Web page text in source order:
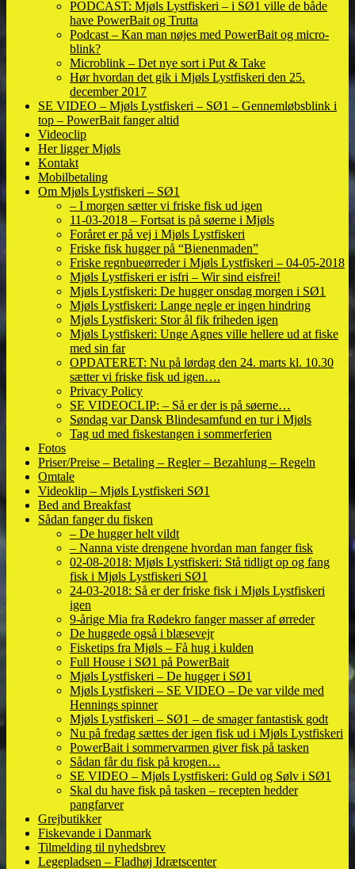
PODCAST: Mjøls Lystfiskeri – i SØ1 ville de både
have PowerBait og Trutta
Podcast – Kan man nøjes med PowerBait og micro-
blink?
Microblink – Det nye sort i Put & Take
Hør hvordan det gik i Mjøls Lystfiskeri den 25.
december 2017
SE VIDEO – Mjøls Lystfiskeri – SØ1 – Gennemløbsblink i
top – PowerBait fanger altid
Videoclip
Her ligger Mjøls
Kontakt
Mobilbetaling
Om Mjøls Lystfiskeri – SØ1
– I morgen sætter vi friske fisk ud igen
11-03-2018 – Fortsat is på søerne i Mjøls
Foråret er på vej i Mjøls Lystfiskeri
Friske fisk hugger på “Bienenmaden”
Friske regnbueørreder i Mjøls Lystfiskeri – 04-05-2018
Mjøls Lystfiskeri er isfri – Wir sind eisfrei!
Mjøls Lystfiskeri: De hugger onsdag morgen i SØ1
Mjøls Lystfiskeri: Lange negle er ingen hindring
Mjøls Lystfiskeri: Stor ål fik friheden igen
Mjøls Lystfiskeri: Unge Agnes ville hellere ud at fiske
med sin far
OPDATERET: Nu på lørdag den 24. marts kl. 10.30
sætter vi friske fisk ud igen….
Privacy Policy
SE VIDEOCLIP: – Så er der is på søerne…
Søndag var Dansk Blindesamfund en tur i Mjøls
Tag ud med fiskestangen i sommerferien
Fotos
Priser/Preise – Betaling – Regler – Bezahlung – Regeln
Omtale
Videoklip – Mjøls Lystfiskeri SØ1
Bed and Breakfast
Sådan fanger du fisken
– De hugger helt vildt
– Nanna viste drengene hvordan man fanger fisk
02-08-2018: Mjøls Lystfiskeri: Stå tidligt op og fang
fisk i Mjøls Lystfiskeri SØ1
24-03-2018: Så er der friske fisk i Mjøls Lystfiskeri
igen
9-årige Mia fra Rødekro fanger masser af ørreder
De huggede også i blæsevejr
Fisketips fra Mjøls – Få hug i kulden
Full House i SØ1 på PowerBait
Mjøls Lystfiskeri – De hugger i SØ1
Mjøls Lystfiskeri – SE VIDEO – De var vilde med
Hennings spinner
Mjøls Lystfiskeri – SØ1 – de smager fantastisk godt
Nu på fredag sættes der igen fisk ud i Mjøls Lystfiskeri
PowerBait i sommervarmen giver fisk på tasken
Sådan får du fisk på krogen…
SE VIDEO – Mjøls Lystfiskeri: Guld og Sølv i SØ1
Skal du have fisk på tasken – recepten hedder
pangfarver
Grejbutikker
Fiskevande i Danmark
Tilmelding til nyhedsbrev
Legepladsen – Fladhøj Idrætscenter